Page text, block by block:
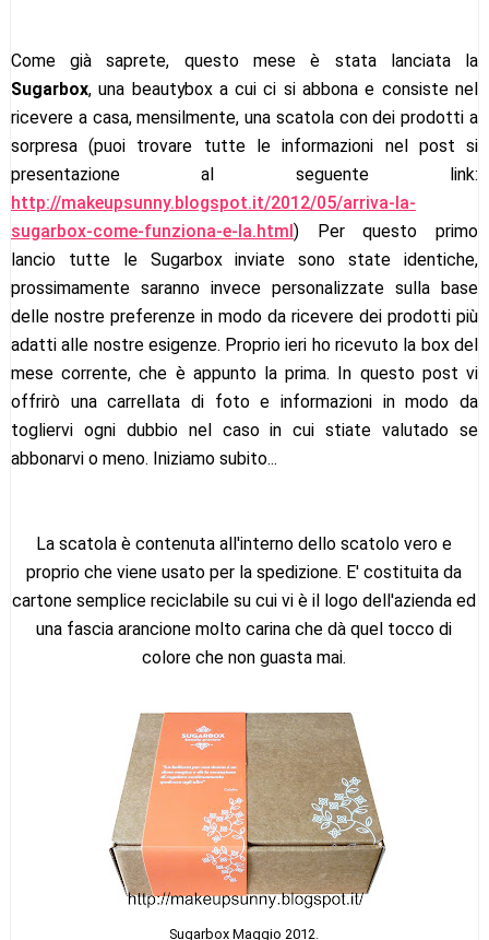
Come già saprete, questo mese è stata lanciata la
Sugarbox, una beautybox a cui ci si abbona e consiste nel
ricevere a casa, mensilmente, una scatola con dei prodotti a
sorpresa (puoi trovare tutte le informazioni nel post si
presentazione al seguente link:
http://makeupsunny.blogspot.it/2012/05/arriva-la-
sugarbox-come-funziona-e-la.html ) Per questo primo
lancio tutte le Sugarbox inviate sono state identiche,
prossimamente saranno invece personalizzate sulla base
delle nostre preferenze in modo da ricevere dei prodotti più
adatti alle nostre esigenze. Proprio ieri ho ricevuto la box del
mese corrente, che è appunto la prima. In questo post vi
offrirò una carrellata di foto e informazioni in modo da
togliervi ogni dubbio nel caso in cui stiate valutado se
abbonarvi o meno. Iniziamo subito...
La scatola è contenuta all'interno dello scatolo vero e
proprio che viene usato per la spedizione. E' costituita da
cartone semplice reciclabile su cui vi è il logo dell'azienda ed
una fascia arancione molto carina che dà quel tocco di
colore che non guasta mai.
Sugarbox Maggio 2012.